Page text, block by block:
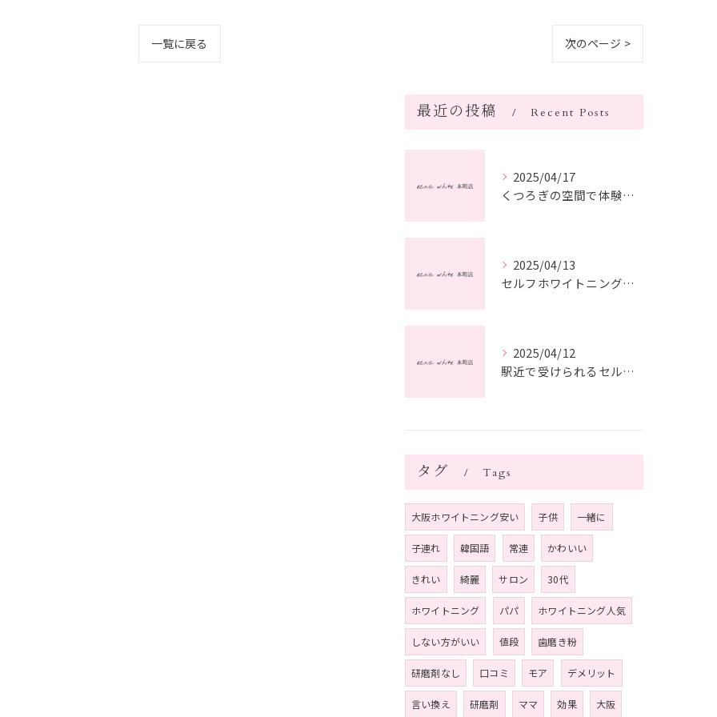
一覧に戻る 次のページ >
最近の投稿 Recent Posts
2025/04/17
くつろぎの空間で体験するセルフホワイトニングの魅力
2025/04/13
セルフホワイトニングで自信を高める方法
2025/04/12
駅近で受けられるセルフホワイトニングの魅力
タグ Tags
大阪ホワイトニング安い 子供 一緒に
子連れ 韓国語 常連 かわいい
きれい 綺麗 サロン 30代
ホワイトニング パパ ホワイトニング人気
しない方がいい 値段 歯磨き粉
研磨剤なし 口コミ モア デメリット
言い換え 研磨剤 ママ 効果 大阪